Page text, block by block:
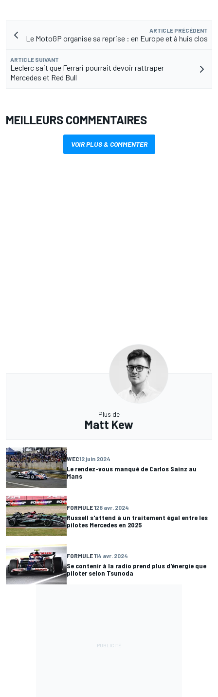
ARTICLE PRÉCÉDENT
Le MotoGP organise sa reprise : en Europe et à huis clos
ARTICLE SUIVANT
Leclerc sait que Ferrari pourrait devoir rattraper
Mercedes et Red Bull
MEILLEURS COMMENTAIRES
VOIR PLUS & COMMENTER
Plus de
Matt Kew
WEC12 juin 2024
Le rendez-vous manqué de Carlos Sainz au
Mans
FORMULE 128 avr. 2024
Russell s'attend à un traitement égal entre les
pilotes Mercedes en 2025
FORMULE 114 avr. 2024
Se contenir à la radio prend plus d'énergie que
piloter selon Tsunoda